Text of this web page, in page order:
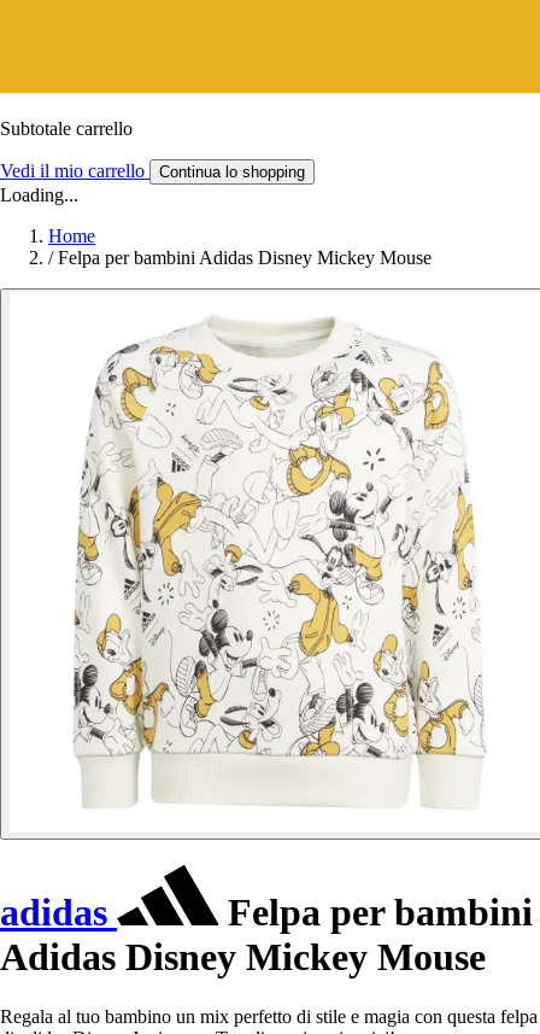
Subtotale carrello
Vedi il mio carrello Continua lo shopping
Loading...
Home
/ Felpa per bambini Adidas Disney Mickey Mouse
adidas
Felpa per bambini
Adidas Disney Mickey Mouse
Regala al tuo bambino un mix perfetto di stile e magia con questa felpa